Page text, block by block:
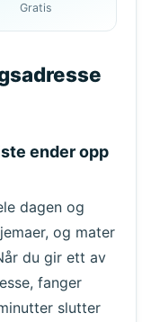
Gratis
ender opp
dagen og
og mater
du gir ett av
fanger
slutter